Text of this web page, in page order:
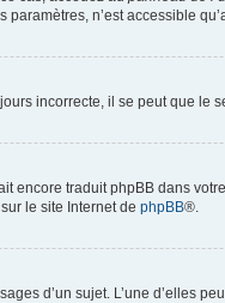
n’est accessible
incorrecte, il se peut que
encore traduit phpBB dans
le site Internet de phpBB®.
d’un sujet. L’une